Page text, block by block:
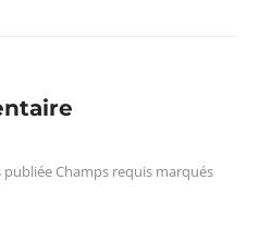
Champs requis marqués